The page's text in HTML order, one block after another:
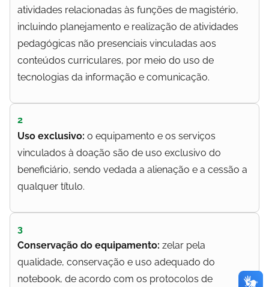
atividades relacionadas às funções de magistério,
incluindo planejamento e realização de atividades
pedagógicas não presenciais vinculadas aos
conteúdos curriculares, por meio do uso de
tecnologias da informação e comunicação.
2
Uso exclusivo: o equipamento e os serviços
vinculados à doação são de uso exclusivo do
beneficiário, sendo vedada a alienação e a cessão a
qualquer título.
3
Conservação do equipamento: zelar pela
qualidade, conservação e uso adequado do
notebook, de acordo com os protocolos de